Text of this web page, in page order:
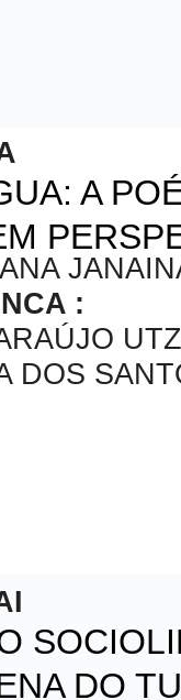
A
:
DOS
DO